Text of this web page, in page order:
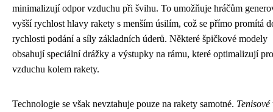
minimalizují odpor vzduchu při švihu. To umožňuje hráčům
vyšší rychlost hlavy rakety s menším úsilím, což se přímo promítá
rychlosti podání a síly základních úderů. Některé špičkové modely
obsahují speciální drážky a výstupky na rámu, které optimalizují
vzduchu kolem rakety.
Technologie se však nevztahuje pouze na rakety samotné.